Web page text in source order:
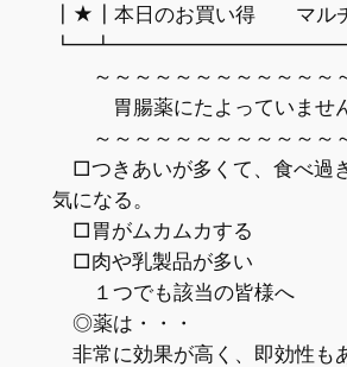
┃★┃本日のお買い得 マル
～～～～～～～～～～～～
胃腸薬にたよっていませ
～～～～～～～～～～～～
□つきあいが多くて、食べ過
気になる。
□胃がムカムカする
□肉や乳製品が多い
１つでも該当の皆様へ
◎薬は・・・
非常に効果が高く、即効性も